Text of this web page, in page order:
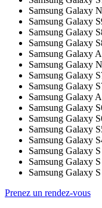
Samsung Galaxy
Samsung Galaxy
Samsung Galaxy
Samsung Galaxy
Samsung Galaxy
Samsung Galaxy
Samsung Galaxy
Samsung Galaxy
Samsung Galaxy
Samsung Galaxy
Samsung Galaxy
Samsung Galaxy
Samsung Galaxy
Samsung Galaxy
Samsung Galaxy
Samsung Galaxy S
Prenez un rendez-vous